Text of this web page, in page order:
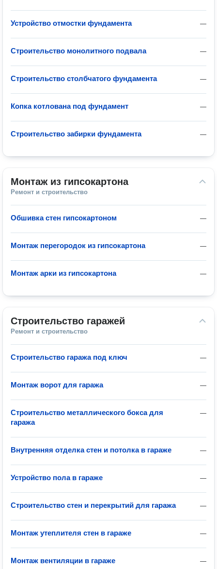
—
Устройство отмостки фундамента
—
Строительство монолитного подвала
—
Строительство столбчатого фундамента
—
Копка котлована под фундамент
—
Строительство забирки фундамента
Монтаж из гипсокартона
Ремонт и строительство
—
Обшивка стен гипсокартоном
—
Монтаж перегородок из гипсокартона
—
Монтаж арки из гипсокартона
Строительство гаражей
Ремонт и строительство
—
Строительство гаража под ключ
—
Монтаж ворот для гаража
—
Строительство металлического бокса для
гаража
—
Внутренняя отделка стен и потолка в гараже
—
Устройство пола в гараже
—
Строительство стен и перекрытий для гаража
—
Монтаж утеплителя стен в гараже
—
Монтаж вентиляции в гараже